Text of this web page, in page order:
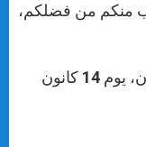
منكم من فضلكم،
روما، بازيليكا القدّيس يوحنّا في اللاتران، يوم 14 كانون